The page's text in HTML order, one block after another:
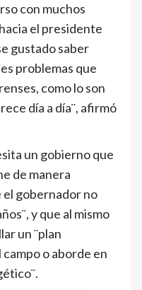
con muchos
el presidente
gustado saber
problemas que
como lo son
día a día¨, afirmó
un gobierno que
de manera
gobernador no
y que al mismo
un ¨plan
o aborde en